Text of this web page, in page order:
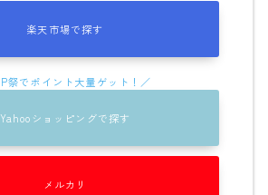
楽天市場で探す
Yahooショッピングで探す
メルカリ